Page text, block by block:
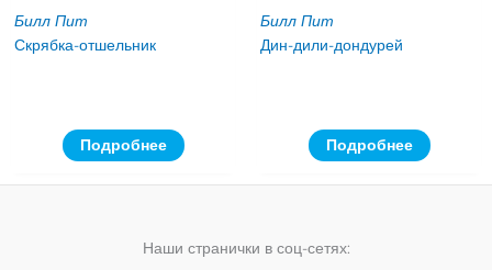
Билл Пит
Скрябка-отшельник
Подробнее
Билл Пит
Дин-дили-дондурей
Подробнее
Наши странички в соц-сетях: